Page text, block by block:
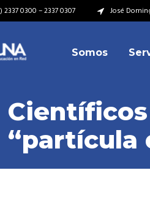
2337 0300 – 2337 0307 José
Somos
Video Institucional
Plan Estratégico
Video Institucional
Misión – Visión
Valores
“partícula